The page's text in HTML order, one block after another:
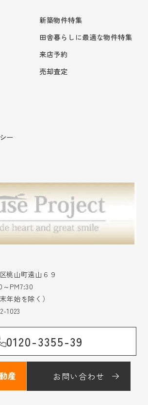
新築物件特集
田舎暮らしに最適な物件特集
来店予約
売却査定
ー
桃山町遠山６９
PM7:30
年始を除く）
1023
0120-3355-39
お問い合わせ